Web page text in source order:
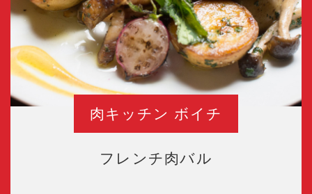
肉キッチン ボイチ
フレンチ肉バル